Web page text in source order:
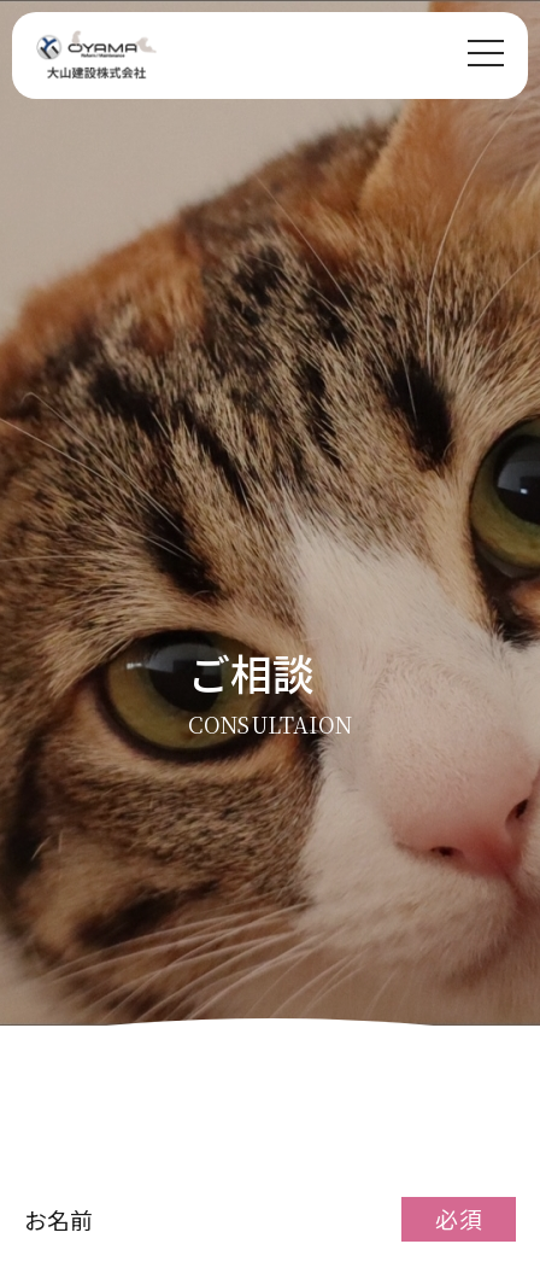
Warning: Undefined variable $class in
/home/glafs/oyamakensetsu.com/public_html/wp-
content/themes/oyama/header.php
class="wp-singular page-template-default page page-id-17 wp-theme-oyama">
ご相談
CONSULTAION
お名前 必須